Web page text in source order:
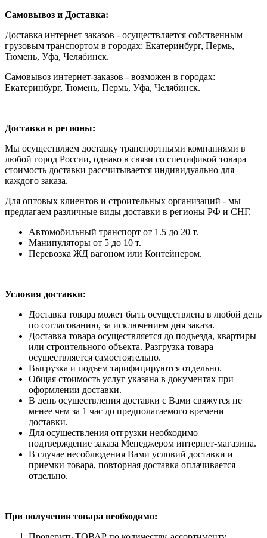
Самовывоз и Доставка:
Доставка интернет заказов - осуществляется собственным
грузовым транспортом в городах: Екатеринбург, Пермь,
Тюмень, Уфа, Челябинск.
Самовывоз интернет-заказов - возможен в городах:
Екатеринбург, Тюмень, Пермь, Уфа, Челябинск.
Доставка в регионы:
Мы осуществляем доставку транспортными компаниями в
любой город России, однако в связи со спецификой товара
стоимость доставки рассчитывается индивидуально для
каждого заказа.
Для оптовых клиентов и строительных организаций - мы
предлагаем различные виды доставки в регионы РФ и СНГ.
Автомобильный транспорт от 1.5 до 20 т.
Манипуляторы от 5 до 10 т.
Перевозка ЖД вагоном или Контейнером.
Условия доставки:
Доставка товара может быть осуществлена в любой день
по согласованию, за исключением дня заказа.
Доставка товара осуществляется до подъезда, квартиры
или строительного объекта. Разгрузка товара
осуществляется самостоятельно.
Выгрузка и подъем тарифицируются отдельно.
Общая стоимость услуг указана в документах при
оформлении доставки.
В день осуществления доставки с Вами свяжутся не
менее чем за 1 час до предполагаемого времени
доставки.
Для осуществления отгрузки необходимо
подтверждение заказа Менеджером интернет-магазина.
В случае несоблюдения Вами условий доставки и
приемки товара, повторная доставка оплачивается
отдельно.
При получении товара необходимо: